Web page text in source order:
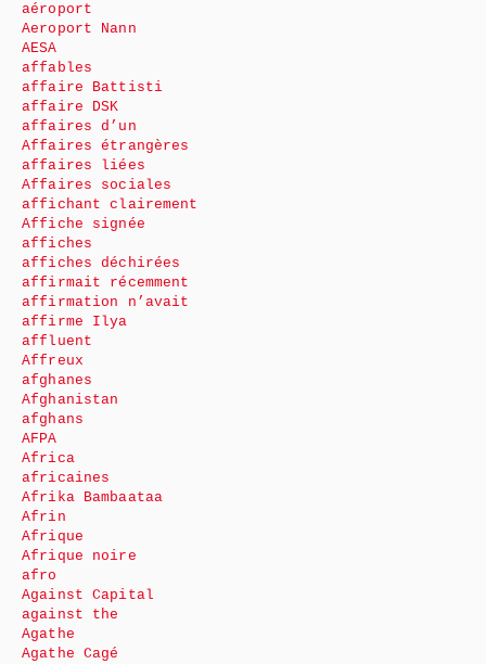
aéroport
Aeroport Nann
AESA
affables
affaire Battisti
affaire DSK
affaires d’un
Affaires étrangères
affaires liées
Affaires sociales
affichant clairement
Affiche signée
affiches
affiches déchirées
affirmait récemment
affirmation n’avait
affirme Ilya
affluent
Affreux
afghanes
Afghanistan
afghans
AFPA
Africa
africaines
Afrika Bambaataa
Afrin
Afrique
Afrique noire
afro
Against Capital
against the
Agathe
Agathe Cagé